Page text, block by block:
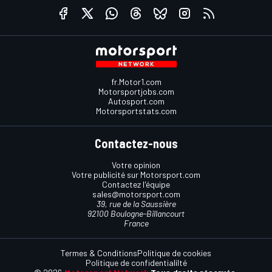
fr.Motor1.com
Motorsportjobs.com
Autosport.com
Motorsportstats.com
Contactez-nous
Votre opinion
Votre publicité sur Motorsport.com
Contactez l'équipe
sales@motorsport.com
39, rue de la Saussière
92100 Boulogne-Billancourt
France
Termes & ConditionsPolitique de cookies
Politique de confidentialilté